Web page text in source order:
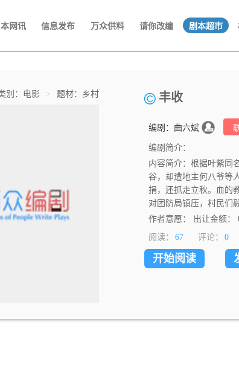
本网讯 信息发布 万众供料 请你改编 剧本超市
别：电影 > 题材：乡村 丰收
编剧：曲六斌
编剧简介：
内容简介：根据叶紫同
谷，却遭地主何八爷等
捐，还抓走立秋。血的
对团防局镇压，村民们
作者意愿： 出让金额：
阅读：
67 评论： 0
开始阅读